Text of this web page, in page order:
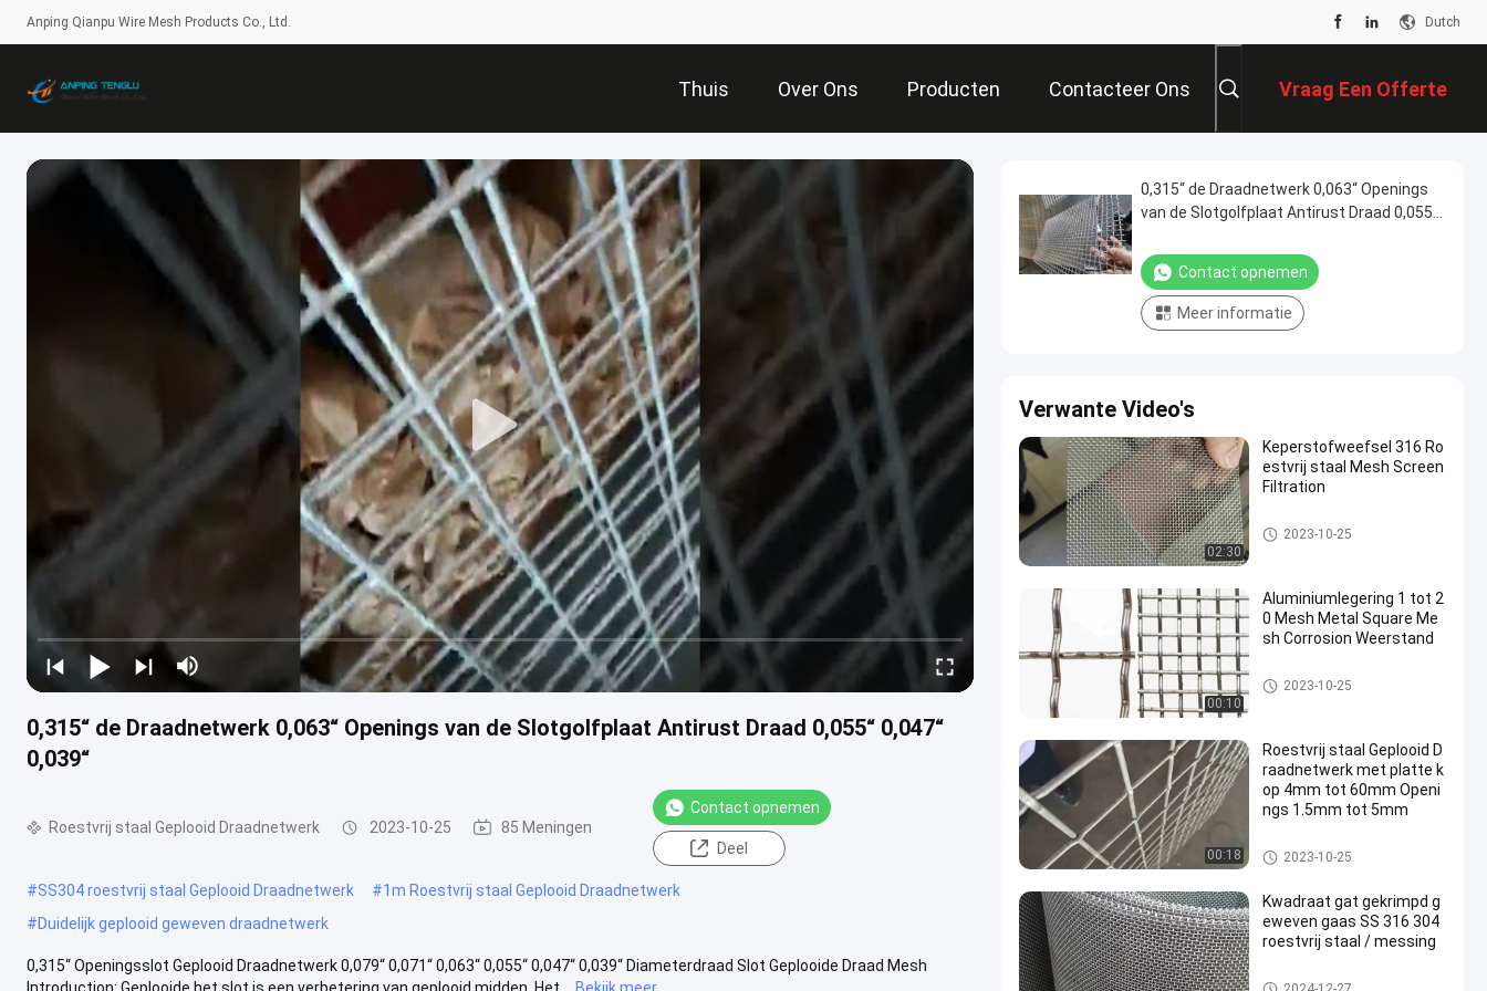
Anping Qianpu Wire Mesh Products Co., Ltd. Dutch
Thuis Over Ons Producten Contacteer Ons Vraag Een Offerte
0,315“ de Draadnetwerk 0,063“ Openings van de Slotgolfplaat Antirust Draad 0,055“ 0,047“
0,039“
Roestvrij staal Geplooid Draadnetwerk 2023-10-25 85 Meningen
Contact opnemen
Deel
#SS304 roestvrij staal Geplooid Draadnetwerk #1m Roestvrij staal Geplooid Draadnetwerk
#Duidelijk geplooid geweven draadnetwerk
0,315“ Openingsslot Geplooid Draadnetwerk 0,079“ 0,071“ 0,063“ 0,055“ 0,047“ 0,039“ Diameterdraad Slot Geplooide Draad Mesh
Introduction: Geplooide het slot is een verbetering van geplooid midden. Het...
Bekijk meer
0,315“ de Draadnetwerk 0,063“ Openings
van de Slotgolfplaat Antirust Draad 0,055“
Contact opnemen
Meer informatie
Verwante Video's
02:30
Keperstofweefsel 316 Ro
estvrij staal Mesh Screen
Filtration
ss geweven draadnetwerk
2023-10-25
00:10
Aluminiumlegering 1 tot 2
0 Mesh Metal Square Me
sh Corrosion Weerstand
Roestvrij staal Geplooid Draad
netwerk
2023-10-25
00:18
Roestvrij staal Geplooid D
raadnetwerk met platte k
op 4mm tot 60mm Openi
ngs 1.5mm tot 5mm
Roestvrij staal Geplooid Draad
netwerk
2023-10-25
Kwadraat gat gekrimpd g
eweven gaas SS 316 304
roestvrij staal / messing
Roestvrij staal Geplooid Draad